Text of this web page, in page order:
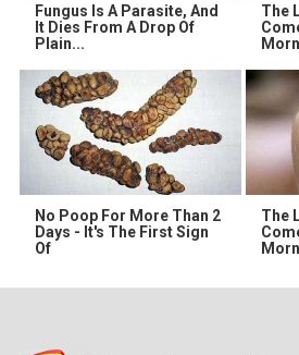
Fungus Is A Parasite, And
It Dies From A Drop Of
Plain...
The
No Poop For More Than 2
Days - It's The First Sign
Of
The